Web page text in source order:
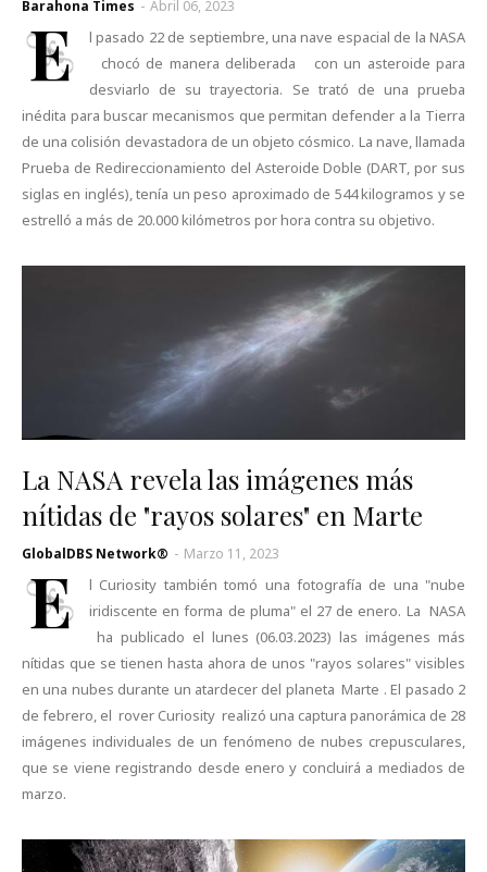
Barahona Times - Abril 06, 2023
E
l pasado 22 de septiembre, una nave espacial de la NASA
chocó de manera deliberada con un asteroide para
desviarlo de su trayectoria. Se trató de una prueba
inédita para buscar mecanismos que permitan defender a la Tierra
de una colisión devastadora de un objeto cósmico. La nave, llamada
Prueba de Redireccionamiento del Asteroide Doble (DART, por sus
siglas en inglés), tenía un peso aproximado de 544 kilogramos y se
estrelló a más de 20.000 kilómetros por hora contra su objetivo.
La NASA revela las imágenes más
nítidas de "rayos solares" en Marte
GlobalDBS Network® - Marzo 11, 2023
E
l Curiosity también tomó una fotografía de una "nube
iridiscente en forma de pluma" el 27 de enero. La NASA
ha publicado el lunes (06.03.2023) las imágenes más
nítidas que se tienen hasta ahora de unos "rayos solares" visibles
en una nubes durante un atardecer del planeta Marte . El pasado 2
de febrero, el rover Curiosity realizó una captura panorámica de 28
imágenes individuales de un fenómeno de nubes crepusculares,
que se viene registrando desde enero y concluirá a mediados de
marzo.